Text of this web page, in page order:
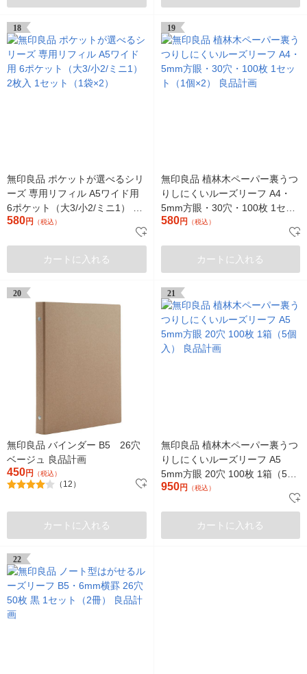
18
無印良品 ポケットが選べるシリ
ーズ 専用リフィル A5ワイド用
6ポケット（大3/小2/ミニ1） 2
枚入 1セット（1袋×2）
580円 （税込）
カートに入れる
19
無印良品 植林木ペーパー裏うつ
りしにくいルーズリーフ A4・
5mm方眼・30穴・100枚 1セッ
ト（1個×2） 良品計画
580円 （税込）
カートに入れる
20
無印良品 バインダー B5 26穴
ベージュ 良品計画
450円 （税込）
（12）
カートに入れる
21
無印良品 植林木ペーパー裏うつ
りしにくいルーズリーフ A5
5mm方眼 20穴 100枚 1箱（5個
入） 良品計画
950円 （税込）
カートに入れる
22